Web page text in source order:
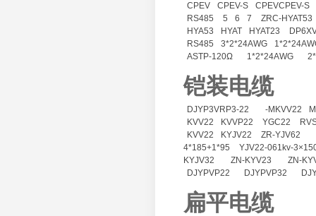
CPEV CPEV-S
CPEVCPEV-S
RS485
5 6 7
ZRC-HYAT53
HYA53
HYAT HYAT23
RS485
3*2*24AWG
ASTP-120Ω
1*2*24AWG
铠装电缆
DJYP3VRP3-22 -MKVV22
KVV22
KVVP22 YGC22
KVV22
KYJV22
ZR-YJV62
4*185+1*95
YJV22-061kv-
KYJV32
ZN-KYV23
ZN-
DJYPVP22
DJYPVP32
扁平电缆